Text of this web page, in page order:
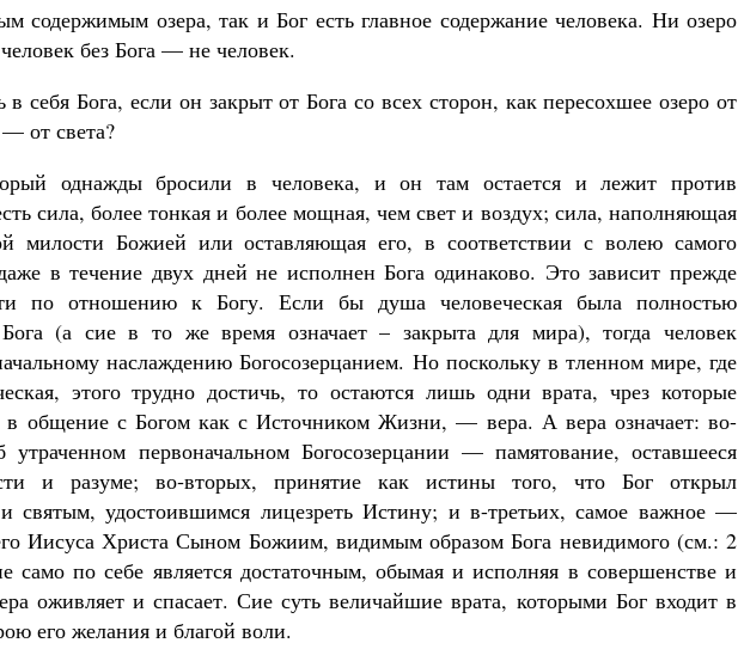
содержимым озера, так и Бог есть главное содержание человека. Ни озеро
без Бога — не человек.
себя Бога, если он закрыт от Бога со всех сторон, как пересохшее озеро от
от света?
однажды бросили в человека, и он там остается и лежит против
сила, более тонкая и более мощная, чем свет и воздух; сила, наполняющая
милости Божией или оставляющая его, в соответствии с волею самого
в течение двух дней не исполнен Бога одинаково. Это зависит прежде
по отношению к Богу. Если бы душа человеческая была полностью
Бога (а сие в то же время означает – закрыта для мира), тогда человек
наслаждению Богосозерцанием. Но поскольку в тленном мире, где
этого трудно достичь, то остаются лишь одни врата, чрез которые
в общение с Богом как с Источником Жизни, — вера. А вера означает: во-
первоначальном Богосозерцании — памятование, оставшееся
и разуме; во‑вторых, принятие как истины того, что Бог открыл
святым, удостоившимся лицезреть Истину; и в-третьих, самое важное —
Иисуса Христа Сыном Божиим, видимым образом Бога невидимого (см.: 2
само по себе является достаточным, обымая и исполняя в совершенстве и
оживляет и спасает. Сие суть величайшие врата, которыми Бог входит в
его желания и благой воли.